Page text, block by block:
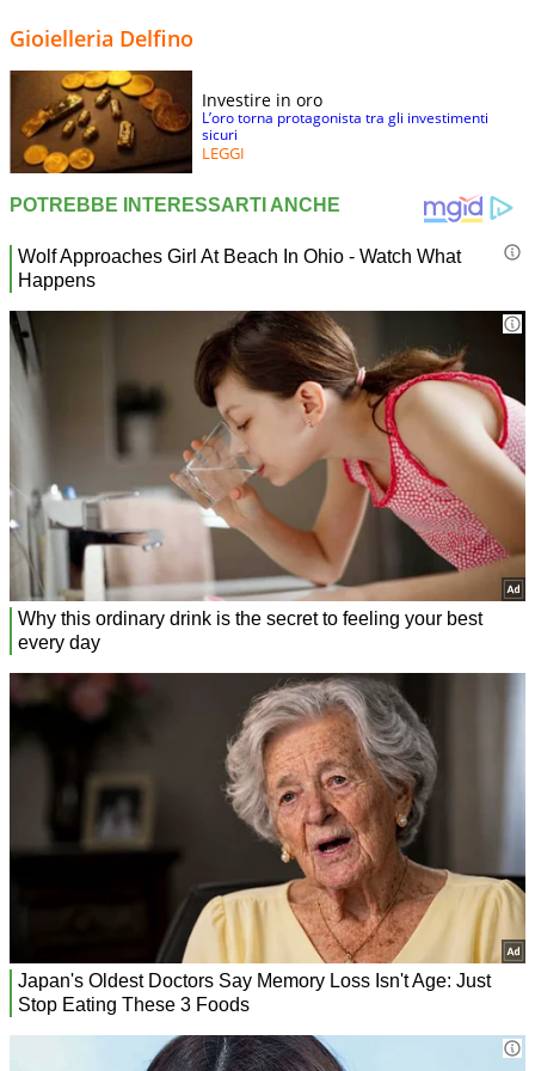
Gioielleria Delfino
Investire in oro
L’oro torna protagonista tra gli investimenti
sicuri
LEGGI